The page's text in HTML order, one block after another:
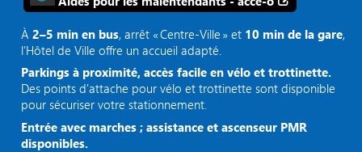
À2–5 min en bus, arrêt « Centre‑Ville » et 10 min de la gare,
l’Hôtel de Ville offre un accueil adapté.
Parkings à proximité, accès facile en vélo et trottinette.
Des points d'attache pour vélo et trottinette sont disponible
pour sécuriser votre stationnement.
Entrée avec marches ; assistance et ascenseur PMR
disponibles.